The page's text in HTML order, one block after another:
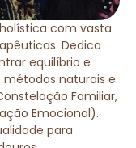
com vasta
Dedica
equilíbrio e
naturais e
Familiar,
Emocional).
para